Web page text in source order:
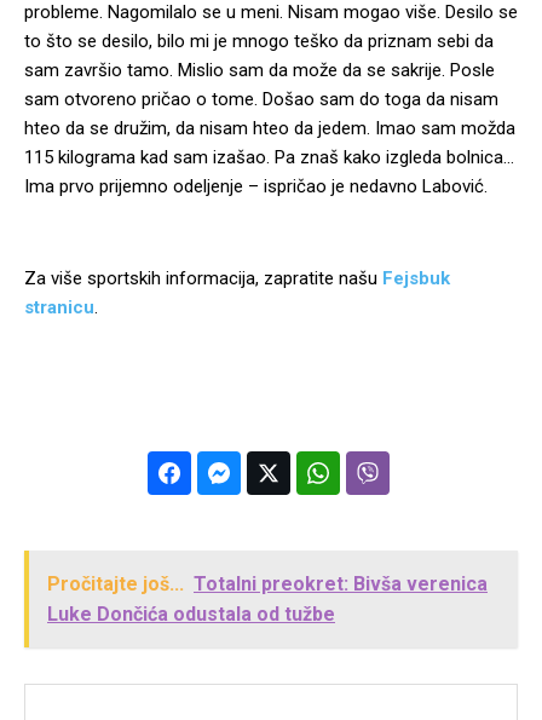
probleme. Nagomilalo se u meni. Nisam mogao više. Desilo se
to što se desilo, bilo mi je mnogo teško da priznam sebi da
sam završio tamo. Mislio sam da može da se sakrije. Posle
sam otvoreno pričao o tome. Došao sam do toga da nisam
hteo da se družim, da nisam hteo da jedem. Imao sam možda
115 kilograma kad sam izašao. Pa znaš kako izgleda bolnica…
Ima prvo prijemno odeljenje – ispričao je nedavno Labović.
Za više sportskih informacija, zapratite našu Fejsbuk
stranicu.
Pročitajte još... Totalni preokret: Bivša verenica
Luke Dončića odustala od tužbe